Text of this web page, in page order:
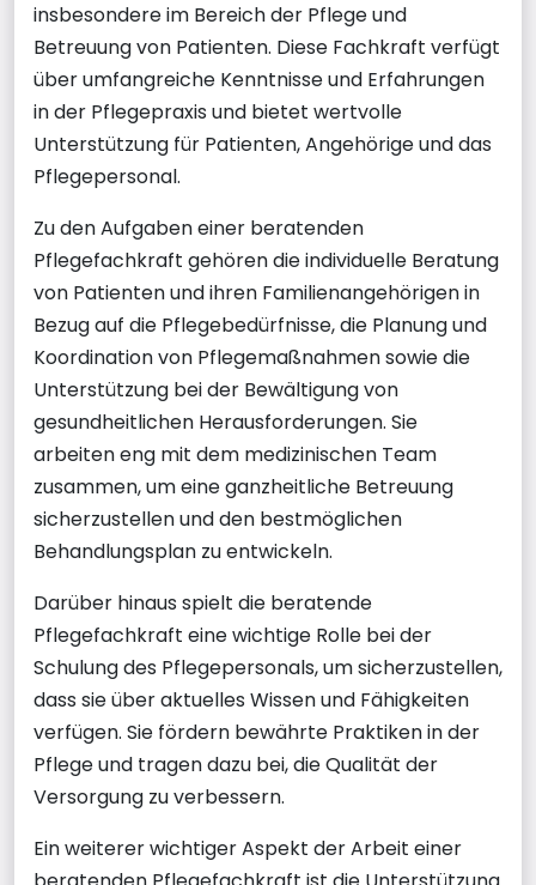
insbesondere im Bereich der Pflege und
Betreuung von Patienten. Diese Fachkraft verfügt
über umfangreiche Kenntnisse und Erfahrungen
in der Pflegepraxis und bietet wertvolle
Unterstützung für Patienten, Angehörige und das
Pflegepersonal.
Zu den Aufgaben einer beratenden
Pflegefachkraft gehören die individuelle Beratung
von Patienten und ihren Familienangehörigen in
Bezug auf die Pflegebedürfnisse, die Planung und
Koordination von Pflegemaßnahmen sowie die
Unterstützung bei der Bewältigung von
gesundheitlichen Herausforderungen. Sie
arbeiten eng mit dem medizinischen Team
zusammen, um eine ganzheitliche Betreuung
sicherzustellen und den bestmöglichen
Behandlungsplan zu entwickeln.
Darüber hinaus spielt die beratende
Pflegefachkraft eine wichtige Rolle bei der
Schulung des Pflegepersonals, um sicherzustellen,
dass sie über aktuelles Wissen und Fähigkeiten
verfügen. Sie fördern bewährte Praktiken in der
Pflege und tragen dazu bei, die Qualität der
Versorgung zu verbessern.
Ein weiterer wichtiger Aspekt der Arbeit einer